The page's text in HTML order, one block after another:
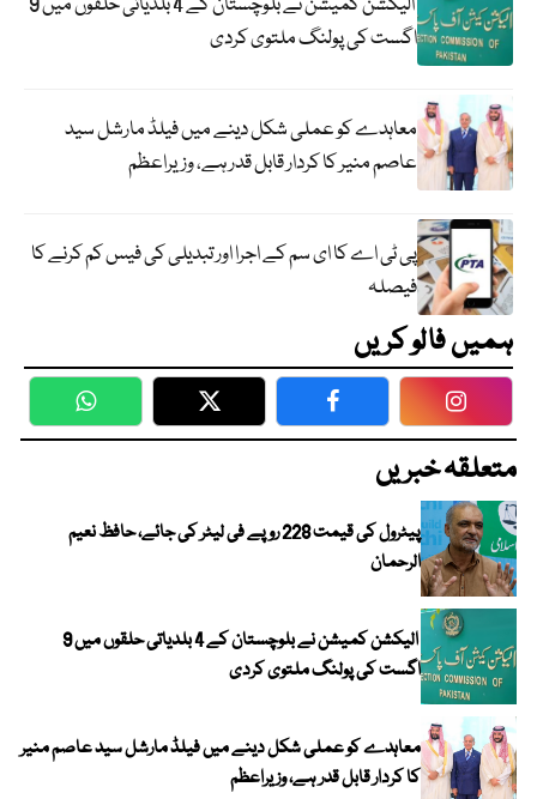
اگست کی پولنگ ملتوی کردی
معاہدے کو عملی شکل دینے میں فیلڈ مارشل سید
عاصم منیر کا کردار قابل قدر ہے، وزیراعظم
پی ٹی اے کا ای سم کے اجرا اور تبدیلی کی فیس کم کرنے کا
فیصلہ
ہمیں فالو کریں
WhatsApp Twitter Facebook
متعلقہ خبریں
پیٹرول کی قیمت 228 روپے فی لیٹر کی جائے، حافظ نعیم
الرحمان
الیکشن کمیشن نے بلوچستان کے 4 بلدیاتی حلقوں میں 9
اگست کی پولنگ ملتوی کردی
معاہدے کو عملی شکل دینے میں فیلڈ مارشل سید عاصم منیر
کا کردار قابل قدر ہے، وزیراعظم